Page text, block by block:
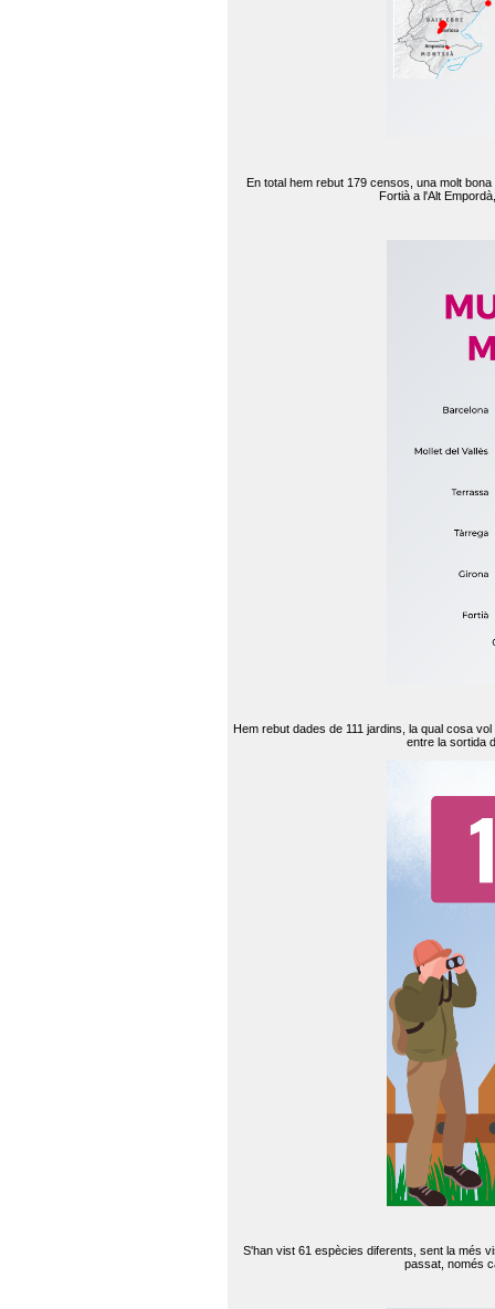
En total hem rebut 179 censos, una molt
Fortià a l'Alt
Hem rebut dades de 111 jardins, la qual cosa
entre la sortida
S'han vist 61 espècies diferents, sent la més
passat, només